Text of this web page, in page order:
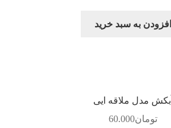
افزودن به سبد خرید
آبکش مدل ملاقه ایی
تومان60.000